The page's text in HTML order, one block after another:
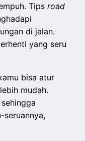
Tipsroad
di jalan.
yang seru
bisa atur
mudah.
seruannya,